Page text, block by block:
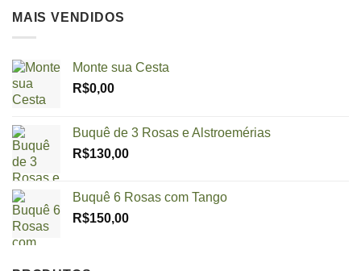
MAIS VENDIDOS
Monte sua Cesta
R$0,00
Buquê de 3 Rosas e Alstroemérias
R$130,00
Buquê 6 Rosas com Tango
R$150,00